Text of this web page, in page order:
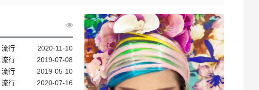
流行
2020-11-10
流行
2019-07-08
流行
2019-05-10
流行
2020-07-16